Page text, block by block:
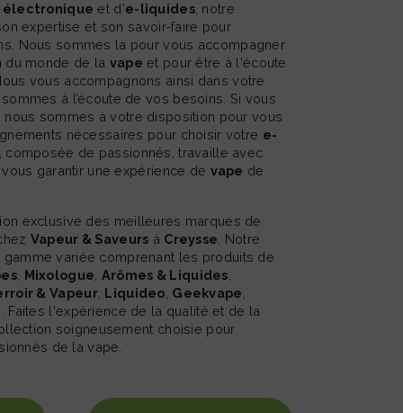
et d'e-liquides, notre
expertise et son savoir-faire pour
Nous sommes là pour vous accompagner
du monde de la vape et pour être à l'écoute
vous accompagnons ainsi dans votre
à l’écoute de vos besoins. Si vous
, nous sommes à votre disposition pour vous
nécessaires pour choisir votre e-
composée de passionnés, travaille avec
garantir une expérience de vape de
Vapeur & Saveurs à Creysse . Notre
variée comprenant les produits de
Mixologue Arômes & Liquides
& Vapeur, Liquideo Geekvape
. Faites l'expérience de la qualité et de la
soigneusement choisie pour
de la vape.